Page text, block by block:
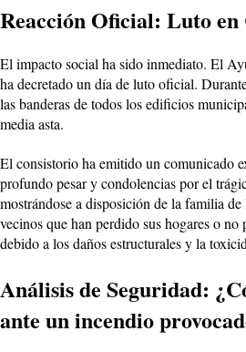
Reacción Oficial: Luto
El impacto social ha sido inmediato. El
ha decretado un día de luto oficial.
las banderas de todos los edificios
media asta.
El consistorio ha emitido un comunicado
profundo pesar y condolencias por el
mostrándose a disposición de la familia
vecinos que han perdido sus hogares o no
debido a los daños estructurales y la
Análisis de Seguridad:
ante un incendio